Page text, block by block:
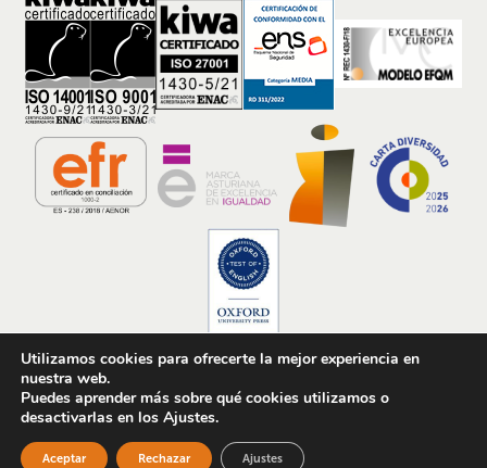
2026 © Dicampus S.L. · Todos los derechos reservados
Configurar cookies Contacto Política de privacidad
Política de Cookies
Aviso Legal
Utilizamos cookies para ofrecerte la mejor experiencia en
nuestra web.
Puedes aprender más sobre qué cookies utilizamos o
desactivarlas en los Ajustes.
Aceptar Rechazar Ajustes